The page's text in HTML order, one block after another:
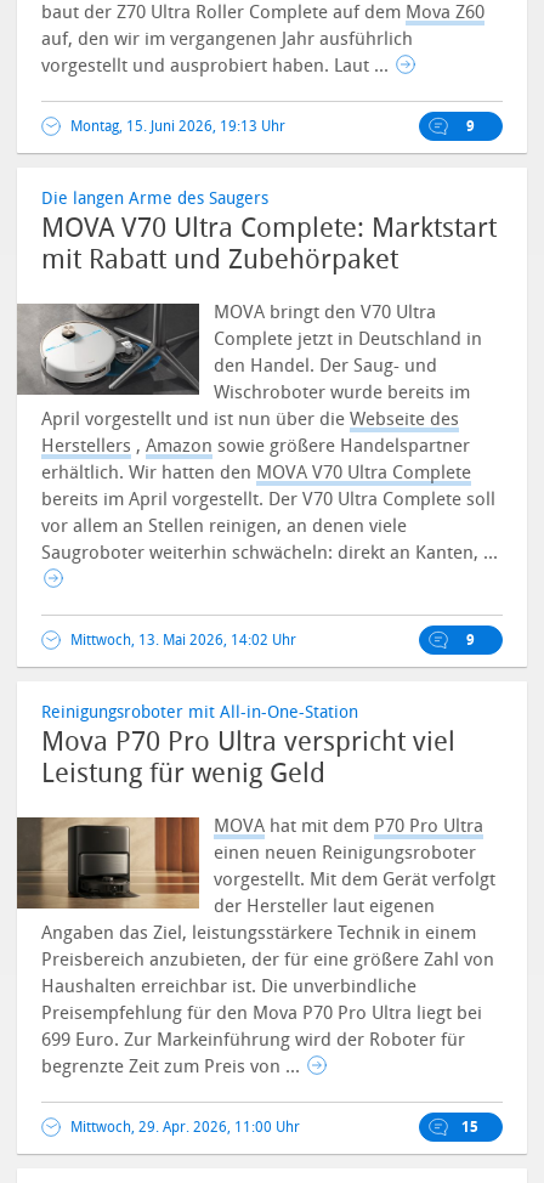
baut der Z70 Ultra Roller Complete auf dem Mova Z60
auf, den wir im vergangenen Jahr ausführlich
vorgestellt und ausprobiert haben. Laut ...
Montag, 15. Juni 2026, 19:13 Uhr 9
Die langen Arme des Saugers
MOVA V70 Ultra Complete: Marktstart
mit Rabatt und Zubehörpaket
MOVA bringt den V70 Ultra
Complete jetzt in Deutschland in
den Handel. Der Saug- und
Wischroboter wurde bereits im
April vorgestellt und ist nun über dieWebseite des
Herstellers ,Amazon sowie größere Handelspartner
erhältlich. Wir hatten den MOVA V70 Ultra Complete
bereits im April vorgestellt. Der V70 Ultra Complete soll
vor allem an Stellen reinigen, an denen viele
Saugroboter weiterhin schwächeln: direkt an Kanten, ...
Mittwoch, 13. Mai 2026, 14:02 Uhr 9
Reinigungsroboter mit All-in-One-Station
Mova P70 Pro Ultra verspricht viel
Leistung für wenig Geld
MOVA hat mit dem P70 Pro Ultra
einen neuen Reinigungsroboter
vorgestellt. Mit dem Gerät verfolgt
der Hersteller laut eigenen
Angaben das Ziel, leistungsstärkere Technik in einem
Preisbereich anzubieten, der für eine größere Zahl von
Haushalten erreichbar ist. Die unverbindliche
Preisempfehlung für den Mova P70 Pro Ultra liegt bei
699 Euro. Zur Markeinführung wird der Roboter für
begrenzte Zeit zum Preis von ...
Mittwoch, 29. Apr. 2026, 11:00 Uhr 15